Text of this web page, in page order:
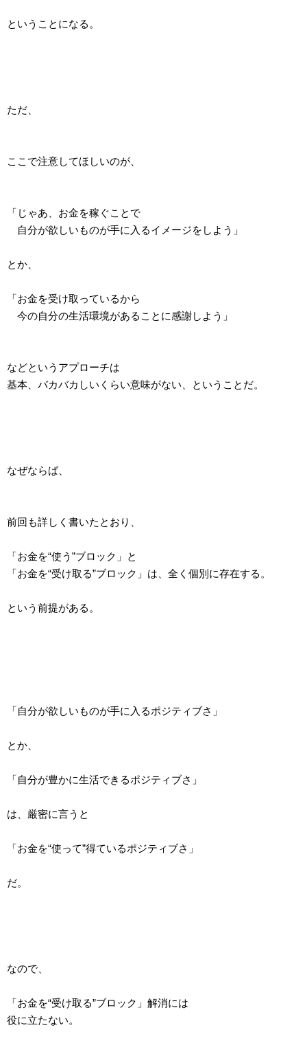
ということになる。
ただ、
ここで注意してほしいのが、
「じゃあ、お金を稼ぐことで
自分が欲しいものが手に入るイメージをしよう」
とか、
「お金を受け取っているから
今の自分の生活環境があることに感謝しよう」
などというアプローチは
基本、バカバカしいくらい意味がない、ということだ。
なぜならば、
前回も詳しく書いたとおり、
「お金を“使う”ブロック」と
「お金を“受け取る”ブロック」は、全く個別に存在する。
という前提がある。
「自分が欲しいものが手に入るポジティブさ」
とか、
「自分が豊かに生活できるポジティブさ」
は、厳密に言うと
「お金を“使って”得ているポジティブさ」
だ。
なので、
「お金を“受け取る”ブロック」解消には
役に立たない。